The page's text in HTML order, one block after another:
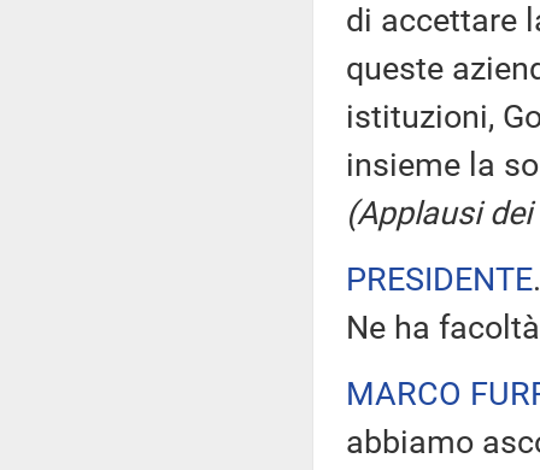
di accettare
queste
istituzioni,
insieme la
(Applausi
PRESIDENTE
Ne ha
MARCO
abbiamo